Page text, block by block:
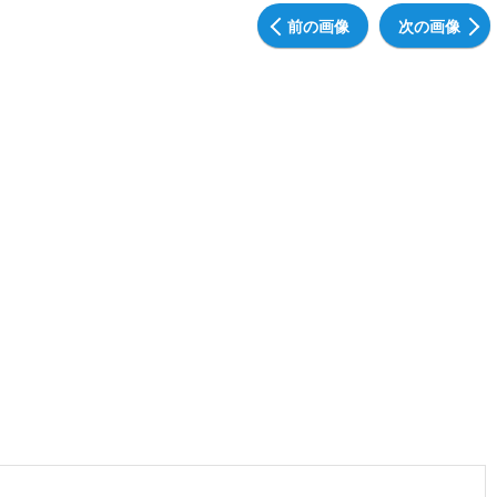
前の画像 次の画像